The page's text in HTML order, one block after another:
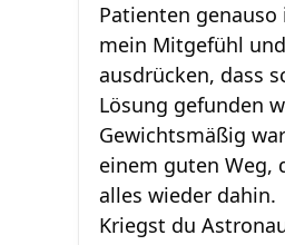
Patienten
mein Mitgefühl
ausdrücken, dass
Lösung gefunden
Gewichtsmäßig
einem guten Weg,
alles wieder dahin.
Kriegst du